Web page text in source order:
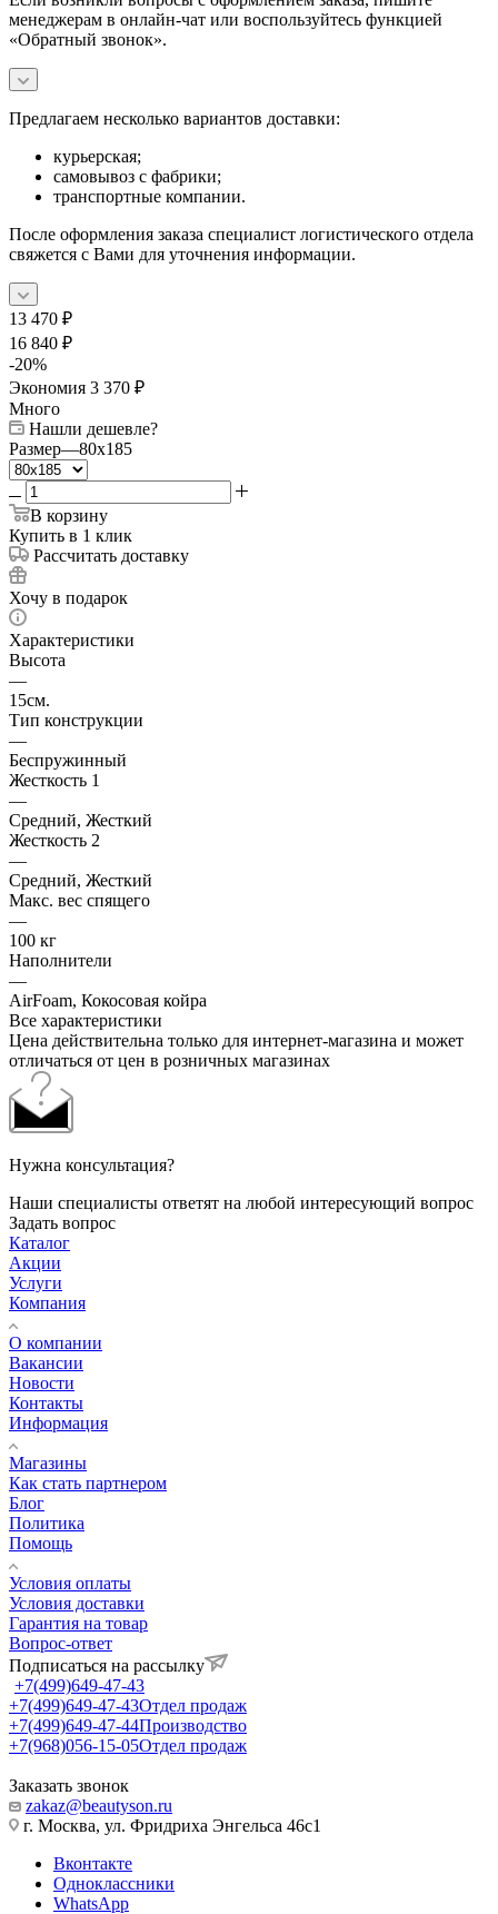
менеджерам в онлайн-чат или воспользуйтесь функцией
«Обратный звонок».
Предлагаем несколько вариантов доставки:
курьерская;
самовывоз с фабрики;
транспортные компании.
После оформления заказа специалист логистического отдела
свяжется с Вами для уточнения информации.
13 470 ₽
16 840 ₽
-20%
Экономия 3 370 ₽
Много
Нашли дешевле?
Размер—80x185
В корзину
Купить в 1 клик
Рассчитать доставку
Хочу в подарок
Характеристики
Высота
—
15см.
Тип конструкции
—
Беспружинный
Жесткость 1
—
Средний, Жесткий
Жесткость 2
—
Средний, Жесткий
Макс. вес спящего
—
100 кг
Наполнители
—
AirFoam, Кокосовая койра
Все характеристики
Цена действительна только для интернет-магазина и может
отличаться от цен в розничных магазинах
Нужна консультация?
Наши специалисты ответят на любой интересующий вопрос
Задать вопрос
Каталог
Акции
Услуги
Компания
О компании
Вакансии
Новости
Контакты
Информация
Магазины
Как стать партнером
Блог
Политика
Помощь
Условия оплаты
Условия доставки
Гарантия на товар
Вопрос-ответ
Подписаться на рассылку
+7(499)649-47-43
+7(499)649-47-43Отдел продаж
+7(499)649-47-44Производство
+7(968)056-15-05Отдел продаж
Заказать звонок
zakaz@beautyson.ru
г. Москва, ул. Фридриха Энгельса 46с1
Вконтакте
Одноклассники
WhatsApp